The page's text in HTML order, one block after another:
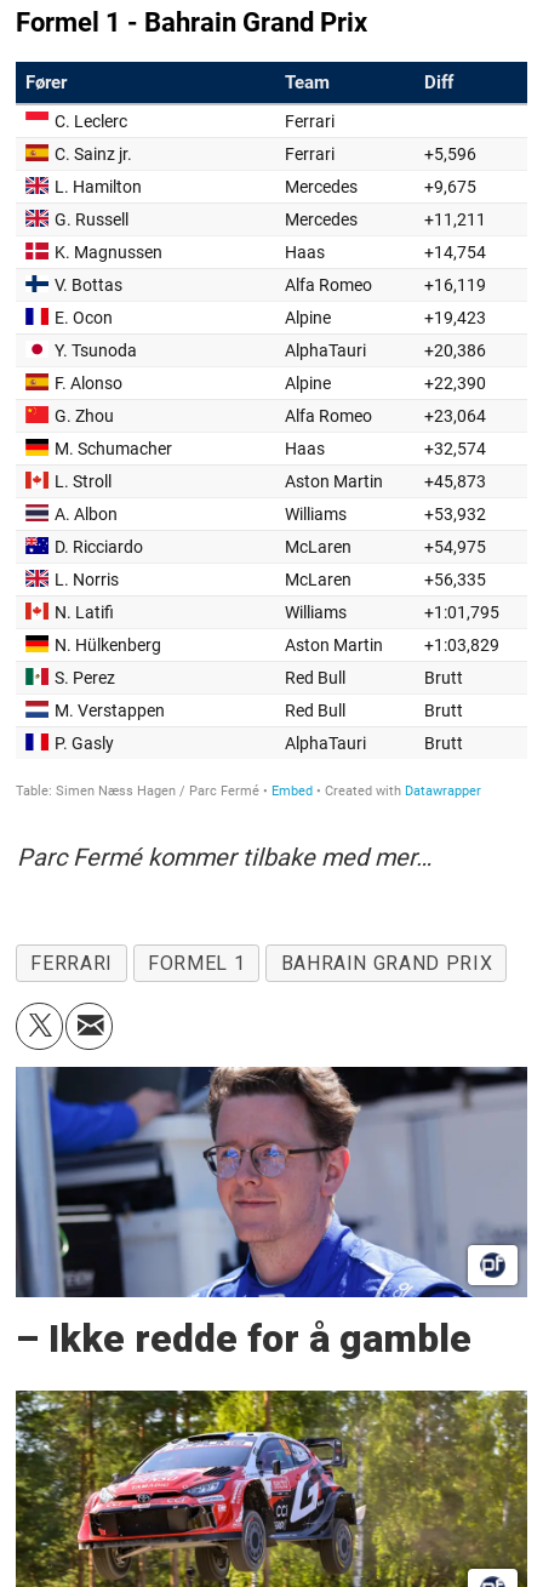
Parc Fermé kommer tilbake med mer…
FERRARI FORMEL 1 BAHRAIN GRAND PRIX
– Ikke redde for å gamble